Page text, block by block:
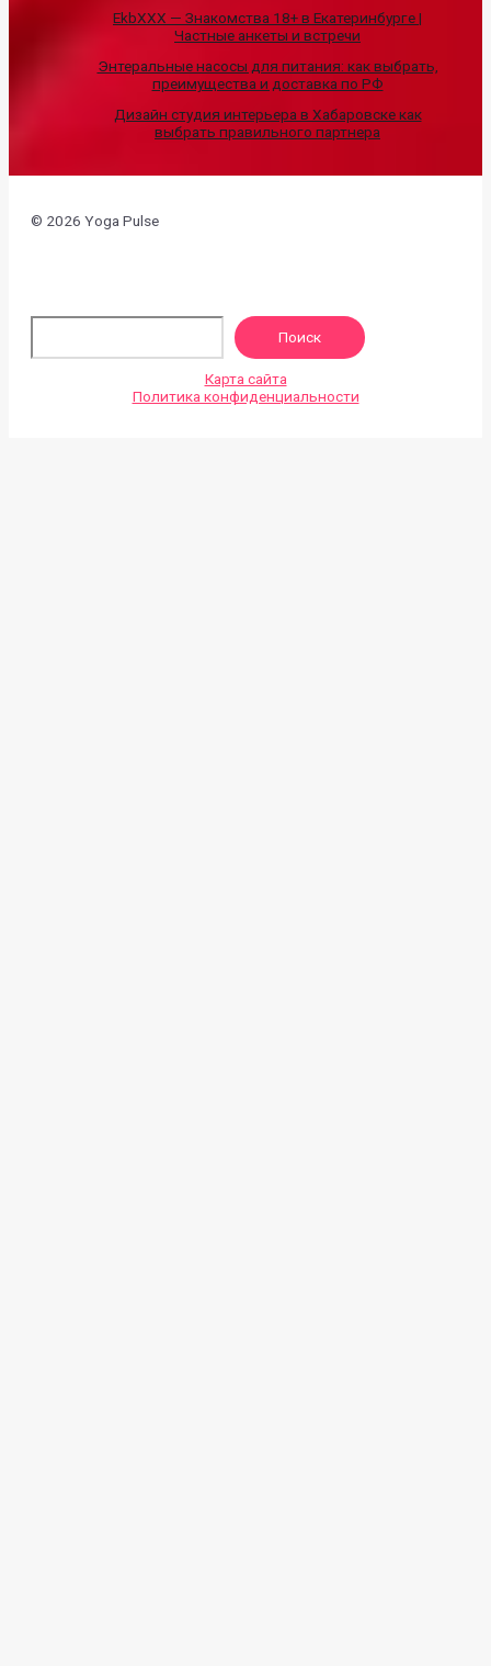
EkbXXX — Знакомства 18+ в Екатеринбурге |
Частные анкеты и встречи
Энтеральные насосы для питания: как выбрать,
преимущества и доставка по РФ
Дизайн студия интерьера в Хабаровске как
выбрать правильного партнера
© 2026 Yoga Pulse
Поиск
Карта сайта
Политика конфиденциальности